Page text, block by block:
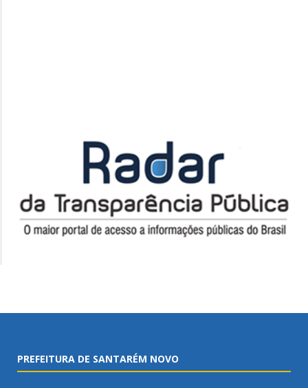
PREFEITURA DE SANTARÉM NOVO